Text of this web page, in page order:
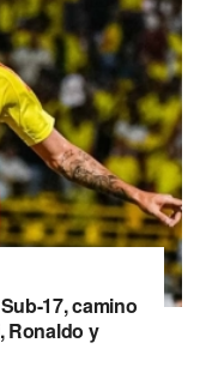
17, camino
Ronaldo y